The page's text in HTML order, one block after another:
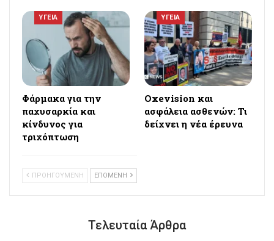
ΥΓΕΙΑ
Φάρμακα για την
παχυσαρκία και
κίνδυνος για
τριχόπτωση
ΥΓΕΙΑ
Oxevision και
ασφάλεια ασθενών: Τι
δείχνει η νέα έρευνα
ΠΡΟΗΓΟΥΜΕΝΗ ΕΠΟΜΕΝΗ
Τελευταία Άρθρα